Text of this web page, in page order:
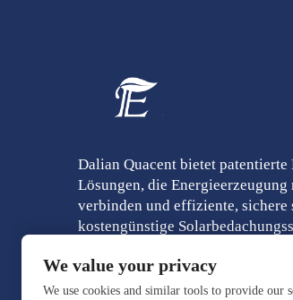
Dalian Quacent bietet
Lösungen, die
verbinden und effiziente, sichere
kostengünstige
We value your privacy
We use cookies and similar tools to provide our